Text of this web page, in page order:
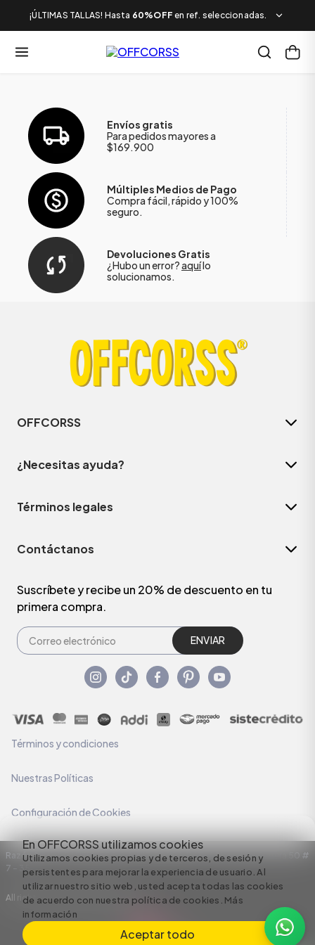
¡ÚLTIMAS TALLAS! Hasta 60%OFF en ref. seleccionadas.
En OFFCORSS utilizamos cookies
Utilizamos cookies propias y de terceros, de sesión y
persistentes para mejorar la experiencia de usuario. Al
utilizar nuestro sitio web, usted acepta todas las cookies
de acuerdo con nuestra política de cookies. Más
información
Aceptar todo
Envíos gratis
Para pedidos mayores a
$169.900
Múltiples Medios de Pago
Compra fácil, rápido y 100%
seguro.
Devoluciones Gratis
¿Hubo un error?aquílo
solucionamos.
OFFCORSS
¿Necesitas ayuda?
Términos legales
Contáctanos
Suscríbete y recibe un 20% de descuento en tu
primera compra.
ENVIAR
Términos y condiciones
Nuestras Políticas
Configuración de Cookies
Razón Social: C.I HERMECO S.A. NIT: 890924167-6 Dirección: Carrera 50 #
7 – 35
All rights reserved empowered by